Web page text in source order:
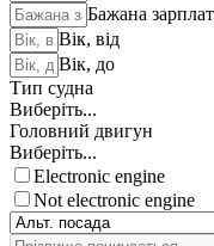
Бажана
Вік, від
Вік, до
Тип судна
Виберіть...
Головний двигун
Виберіть...
Electronic engine
Not electronic engine